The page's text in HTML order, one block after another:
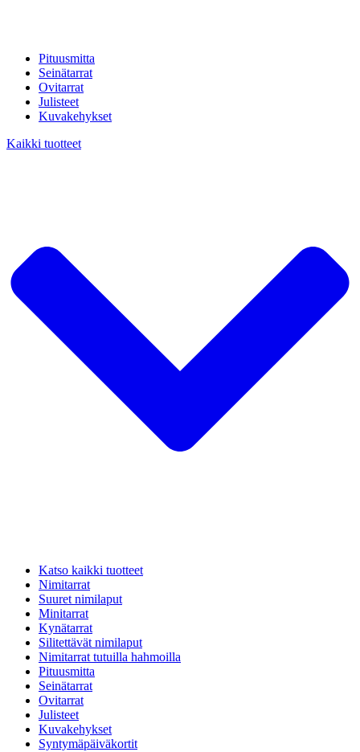
Pituusmitta
Seinätarrat
Ovitarrat
Julisteet
Kuvakehykset
Kaikki tuotteet
Katso kaikki tuotteet
Nimitarrat
Suuret nimilaput
Minitarrat
Kynätarrat
Silitettävät nimilaput
Nimitarrat tutuilla hahmoilla
Pituusmitta
Seinätarrat
Ovitarrat
Julisteet
Kuvakehykset
Syntymäpäiväkortit